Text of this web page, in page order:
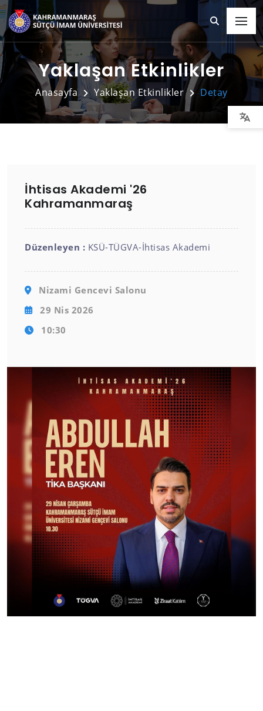
Yaklaşan Etkinlikler
Anasayfa Yaklaşan Etkinlikler Detay
İhtisas Akademi '26
Kahramanmaraş
Düzenleyen : KSÜ-TÜGVA-İhtisas Akademi
Nizami Gencevi Salonu
29 Nis 2026
10:30